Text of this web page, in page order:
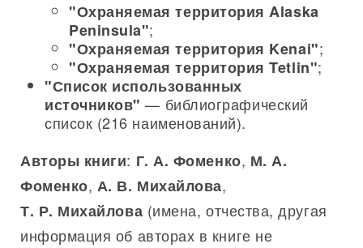
"Охраняемая территория Alaska
Peninsula";
"Охраняемая территория Kenai";
"Охраняемая территория Tetlin";
"Список использованных
источников" — библиографический
список (216 наименований).
Авторы книги: Г. А. Фоменко, М. А.
Фоменко, А. В. Михайлова,
Т. Р. Михайлова (имена, отчества, другая
информация об авторах в книге не